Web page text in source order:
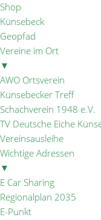
Shop
Künsebeck
Geopfad
Vereine im Ort
▼
AWO Ortsverein
Künsebecker Treff
Schachverein 1948 e.V.
TV Deutsche Eiche
Vereinsausleihe
Wichtige Adressen
▼
E Car Sharing
Regionalplan 2035
E-Punkt